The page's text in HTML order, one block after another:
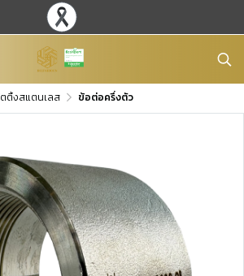
ติ้งสแตนเลส ข้อต่อครึ่งตัว